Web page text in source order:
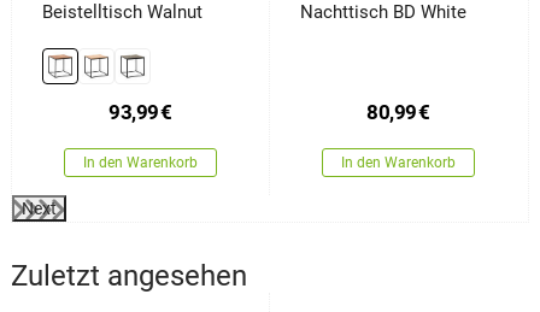
Beistelltisch Walnut
93,99€
In den Warenkorb
Nachttisch BD White
80,99€
In den Warenkorb
Next
Zuletzt angesehen